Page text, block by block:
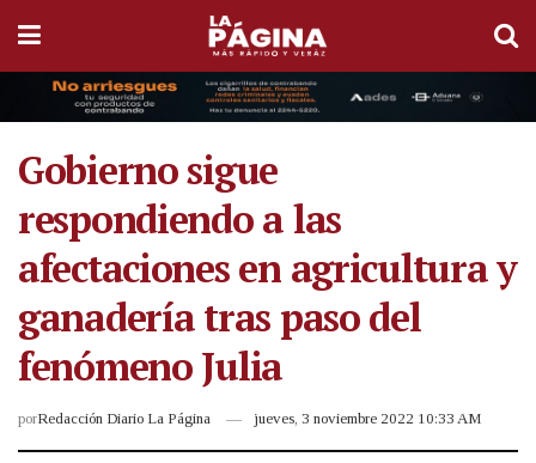
Gobierno sigue
respondiendo a las
afectaciones en agricultura y
ganadería tras paso del
fenómeno Julia
porRedacción Diario La Página jueves, 3 noviembre 2022 10:33 AM